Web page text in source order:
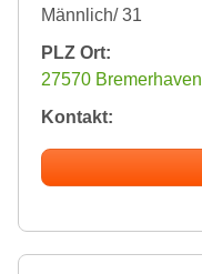
Männlich/ 31
PLZ Ort:
27570 Bremerhaven
Kontakt: